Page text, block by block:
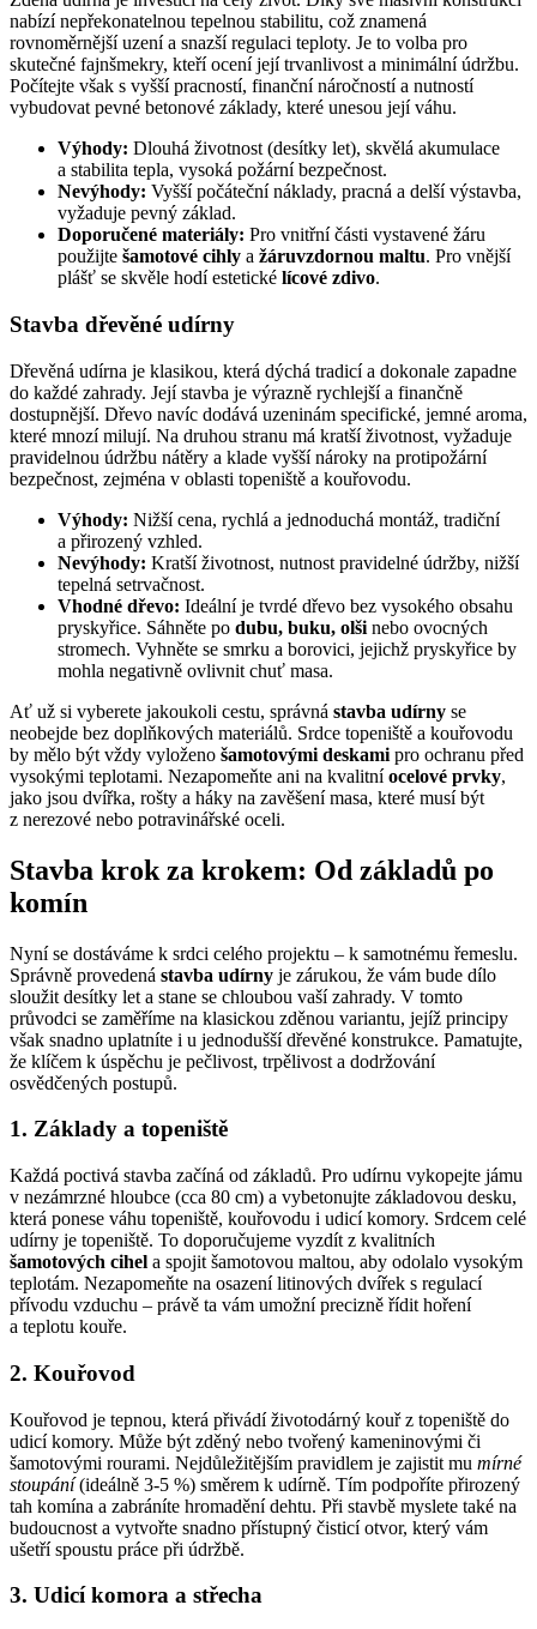
nabízí nepřekonatelnou tepelnou stabilitu, což znamená
rovnoměrnější uzení a snazší regulaci teploty. Je to volba pro
skutečné fajnšmekry, kteří ocení její trvanlivost a minimální údržbu.
Počítejte však s vyšší pracností, finanční náročností a nutností
vybudovat pevné betonové základy, které unesou její váhu.
Výhody: Dlouhá životnost (desítky let), skvělá akumulace
a stabilita tepla, vysoká požární bezpečnost.
Nevýhody: Vyšší počáteční náklady, pracná a delší výstavba,
vyžaduje pevný základ.
Doporučené materiály: Pro vnitřní části vystavené žáru
použijte šamotové cihly a žáruvzdornou maltu. Pro vnější
plášť se skvěle hodí estetické lícové zdivo.
Stavba dřevěné udírny
Dřevěná udírna je klasikou, která dýchá tradicí a dokonale zapadne
do každé zahrady. Její stavba je výrazně rychlejší a finančně
dostupnější. Dřevo navíc dodává uzeninám specifické, jemné aroma,
které mnozí milují. Na druhou stranu má kratší životnost, vyžaduje
pravidelnou údržbu nátěry a klade vyšší nároky na protipožární
bezpečnost, zejména v oblasti topeniště a kouřovodu.
Výhody: Nižší cena, rychlá a jednoduchá montáž, tradiční
a přirozený vzhled.
Nevýhody: Kratší životnost, nutnost pravidelné údržby, nižší
tepelná setrvačnost.
Vhodné dřevo: Ideální je tvrdé dřevo bez vysokého obsahu
pryskyřice. Sáhněte po dubu, buku, olši nebo ovocných
stromech. Vyhněte se smrku a borovici, jejichž pryskyřice by
mohla negativně ovlivnit chuť masa.
Ať už si vyberete jakoukoli cestu, správná stavba udírny se
neobejde bez doplňkových materiálů. Srdce topeniště a kouřovodu
by mělo být vždy vyloženo šamotovými deskami pro ochranu před
vysokými teplotami. Nezapomeňte ani na kvalitníocelové prvky,
jako jsou dvířka, rošty a háky na zavěšení masa, které musí být
z nerezové nebo potravinářské oceli.
Stavba krok za krokem: Od základů po
komín
Nyní se dostáváme k srdci celého projektu – k samotnému řemeslu.
Správně provedená stavba udírny je zárukou, že vám bude dílo
sloužit desítky let a stane se chloubou vaší zahrady. V tomto
průvodci se zaměříme na klasickou zděnou variantu, jejíž principy
však snadno uplatníte i u jednodušší dřevěné konstrukce. Pamatujte,
že klíčem k úspěchu je pečlivost, trpělivost a dodržování
osvědčených postupů.
1. Základy a topeniště
Každá poctivá stavba začíná od základů. Pro udírnu vykopejte jámu
v nezámrzné hloubce (cca 80 cm) a vybetonujte základovou desku,
která ponese váhu topeniště, kouřovodu i udicí komory. Srdcem celé
udírny je topeniště. To doporučujeme vyzdít z kvalitních
šamotových cihel a spojit šamotovou maltou, aby odolalo vysokým
teplotám. Nezapomeňte na osazení litinových dvířek s regulací
přívodu vzduchu – právě ta vám umožní precizně řídit hoření
a teplotu kouře.
2. Kouřovod
Kouřovod je tepnou, která přivádí životodárný kouř z topeniště do
udicí komory. Může být zděný nebo tvořený kameninovými či
šamotovými rourami. Nejdůležitějším pravidlem je zajistit mu mírné
stoupání(ideálně 3-5 %) směrem k udírně. Tím podpoříte přirozený
tah komína a zabráníte hromadění dehtu. Při stavbě myslete také na
budoucnost a vytvořte snadno přístupný čisticí otvor, který vám
ušetří spoustu práce při údržbě.
3. Udicí komora a střecha